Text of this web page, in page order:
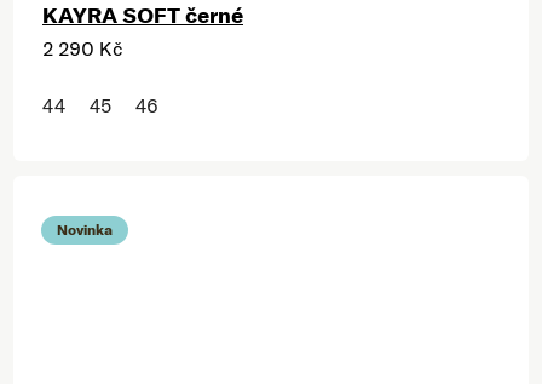
KAYRA SOFT černé
2 290 Kč
44 45 46
Novinka